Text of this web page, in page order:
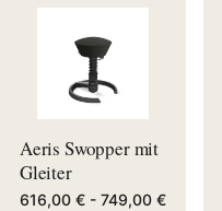
Aeris Swopper mit
Gleiter
616,00 € - 749,00 €